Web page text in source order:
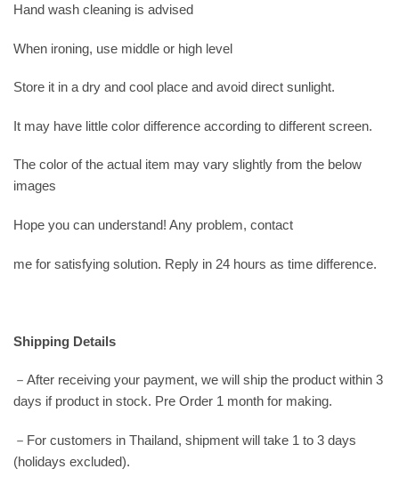
Hand wash cleaning is advised
When ironing, use middle or high level
Store it in a dry and cool place and avoid direct sunlight.
It may have little color difference according to different screen.
The color of the actual item may vary slightly from the below
images
Hope you can understand! Any problem, contact
me for satisfying solution. Reply in 24 hours as time difference.
Shipping Details
－After receiving your payment, we will ship the product within 3
days if product in stock. Pre Order 1 month for making.
－For customers in Thailand, shipment will take 1 to 3 days
(holidays excluded).